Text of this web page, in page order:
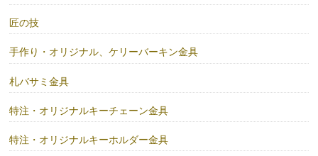
匠の技
手作り・オリジナル、ケリーバーキン金具
札バサミ金具
特注・オリジナルキーチェーン金具
特注・オリジナルキーホルダー金具